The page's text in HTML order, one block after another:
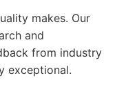
makes. Our
and
from industry
exceptional.